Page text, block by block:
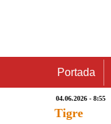
Portada
04.06.2026 - 8:55
Tigre